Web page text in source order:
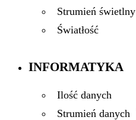
Strumień świetlny
Światłość
INFORMATYKA
Ilość danych
Strumień danych